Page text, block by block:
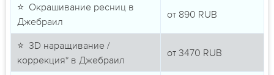
⭐ Окрашивание ресниц в
Джебраил
от 890 RUB
⭐ 3D наращивание /
коррекция* в Джебраил
от 3470 RUB